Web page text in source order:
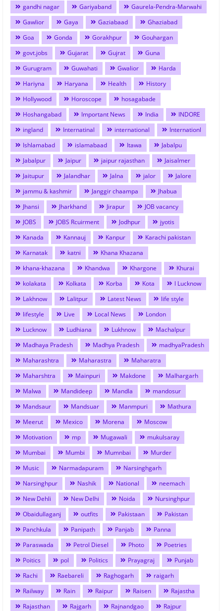
gandhi nagar
Gariyaband
Gaurela-Pendra-Marwahi
Gawlior
Gaya Gaziabaad
Ghaziabad
Goa
Gonda Gorakhpur
Gouhargan
govt.jobs
Gujarat Gujrat
Guna
Gurugram
Guwahati Gwalior
Harda
Hariyna
Haryana Health
History
Hollywood
Horoscope
hosagabade
Hoshangabad
Important News India
INDORE
ingland
Internatinal international
Internationl
Ishlamabad
islamabaad Itawa
Jabalpu
Jabalpur
Jaipur jaipur rajasthan
Jaisalmer
Jaitupur
Jalandhar Jalna jalor
Jalore
jammu & kashmir
Janggir chaampa
Jhabua
Jhansi
Jharkhand Jirapur
JOB vacancy
JOBS
JOBS Rcuirment Jodhpur
jyotis
Kanada
Kannauj Kanpur
Karachi pakistan
Karnatak
katni
Khana Khazana
khana-khazana
Khandwa Khargone
Khurai
kolakata
Kolkata Korba Kota
l Lucknow
Lakhnow
Lalitpur Latest News
life style
lifestyle
Live Local News
London
Lucknow
Ludhiana Lukhnow
Machalpur
Madhaya Pradesh
Madhya Pradesh
madhyaPradesh
Maharashtra
Maharastra
Maharatra
Maharshtra
Mainpuri Makdone
Malhargarh
Malwa
Mandideep Mandla
mandosur
Mandsaur
Mandsuar Manmpuri
Mathura
Meerut
Mexico Morena
Moscow
Motivation
mp Mugawali
mukulsaray
Mumbai
Mumbi Mumnbai
Murder
Music
Narmadapuram
Narsinghgarh
Narsinghpur
Nashik National
neemach
New Dehli
New Delhi Noida
Nursinghpur
Obaidullaganj
outfits Pakistaan
Pakistan
Panchkula
Panipath Panjab
Panna
Paraswada
Petrol Diesel Photo
Poetries
Poitics
pol Politics Prayagraj
Punjab
Rachi
Raebareli Raghogarh
raigarh
Railway
Rain Raipur Raisen
Rajastha
Rajasthan
Rajgarh Rajnandgao
Rajpur